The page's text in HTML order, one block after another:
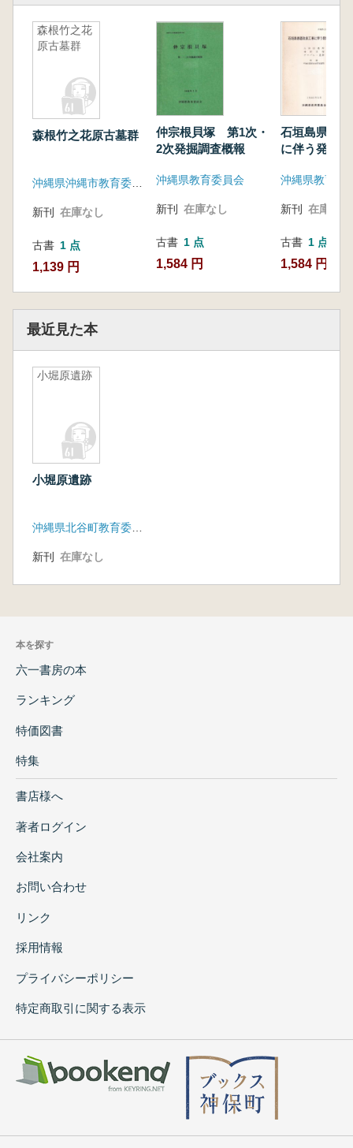
森根竹之花
原古墓群
森根竹之花原古墓群
新刊 在庫なし
古書 1 点
1,139 円
仲宗根貝塚 第1次・
2次発掘調査概報
沖縄県教育委員会
新刊 在庫なし
古書 1 点
1,584 円
石垣島県道
に伴う発掘
塚 ヤマバレ
沖縄県教育委
新刊 在庫なし
古書 1 点
1,584 円
最近見た本
小堀原遺跡
小堀原遺跡
沖縄県北谷町教育委員会
新刊 在庫なし
本を探す
六一書房の本
ランキング
特価図書
特集
書店様へ
著者ログイン
会社案内
お問い合わせ
リンク
採用情報
プライバシーポリシー
特定商取引に関する表示